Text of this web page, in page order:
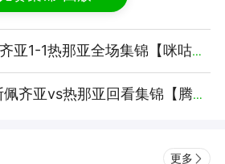
2021意甲联赛斯佩齐亚1-1热那亚全场集锦【咪咕视频】
2021意甲第10轮 斯佩齐亚vs热那亚回看集锦【腾讯视频】
更多